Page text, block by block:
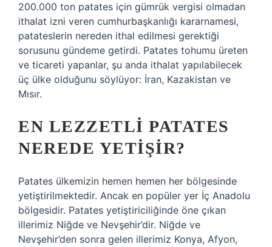
200.000 ton patates için gümrük vergisi olmadan
ithalat izni veren cumhurbaşkanlığı kararnamesi,
patateslerin nereden ithal edilmesi gerektiği
sorusunu gündeme getirdi. Patates tohumu üreten
ve ticareti yapanlar, şu anda ithalat yapılabilecek
üç ülke olduğunu söylüyor: İran, Kazakistan ve
Mısır.
EN LEZZETLI PATATES
NEREDE YETIŞIR?
Patates ülkemizin hemen hemen her bölgesinde
yetiştirilmektedir. Ancak en popüler yer İç Anadolu
bölgesidir. Patates yetiştiriciliğinde öne çıkan
illerimiz Niğde ve Nevşehir’dir. Niğde ve
Nevşehir’den sonra gelen illerimiz Konya, Afyon,